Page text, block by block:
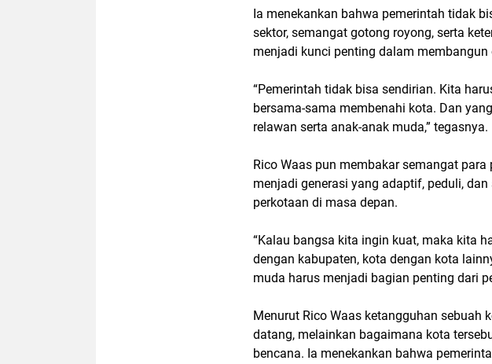
Ia menekankan bahwa pemerintah tidak
sektor, semangat gotong royong, serta
menjadi kunci penting dalam membangun
“Pemerintah tidak bisa sendirian. Kita
bersama-sama membenahi kota. Dan
relawan serta anak-anak muda,” tegasnya.
Rico Waas pun membakar semangat para
menjadi generasi yang adaptif, peduli,
perkotaan di masa depan.
“Kalau bangsa kita ingin kuat, maka kita
dengan kabupaten, kota dengan kota
muda harus menjadi bagian penting dari
Menurut Rico Waas ketangguhan sebuah
datang, melainkan bagaimana kota
bencana. Ia menekankan bahwa